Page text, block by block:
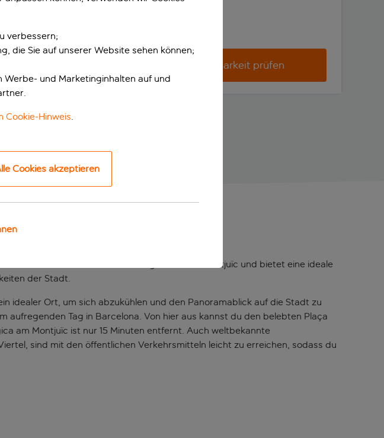
Verfügbarkeit prüfen
der faszinierenden Sehenswürdigkeiten des Montjuïc und bietet eine ideale
der Stadt.
idealer Ort, um sich abzukühlen und den Panoramablick auf die Stadt zu
Tag in Barcelona. Von hier aus kannst du den belebten Plaça
am Montjuïc ist nur 15 Minuten entfernt. Auch weltbekannte
sind mit den öffentlichen Verkehrsmitteln leicht zu erreichen, sodass du
verbessern;
die Sie auf unserer Website sehen können;
und Marketinginhalten auf und
Cookie-Hinweis
Cookies akzeptieren